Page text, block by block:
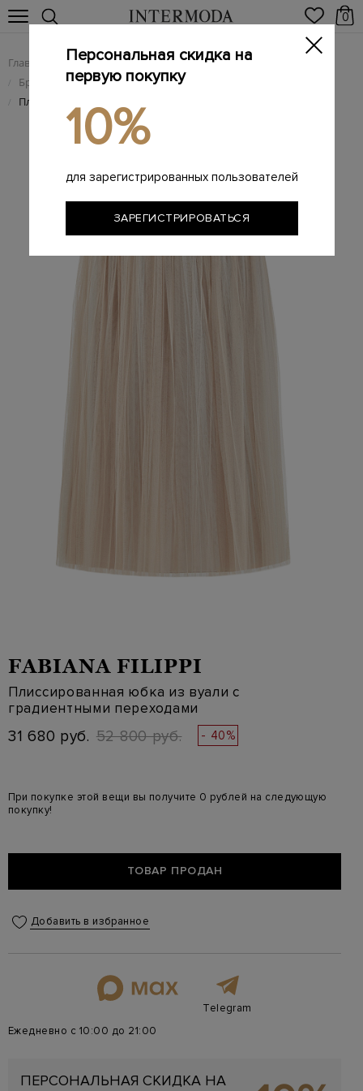
0
Главная Женщинам / Женская одежда
/ Брендовые женские юбки
/ Плиссированная юбка из вуали с градиентными переходами
FABIANA FILIPPI
Плиссированная юбка из вуали с
градиентными переходами
31 680 руб. 52 800 руб. - 40%
При покупке этой вещи вы получите 0 рублей на следующую
покупку!
ТОВАР ПРОДАН
Добавить в избранное
Telegram
Ежедневно с 10:00 до 21:00
ПЕРСОНАЛЬНАЯ СКИДКА НА
Персональная скидка на
первую покупку
10%
для зарегистрированных пользователей
ЗАРЕГИСТРИРОВАТЬСЯ